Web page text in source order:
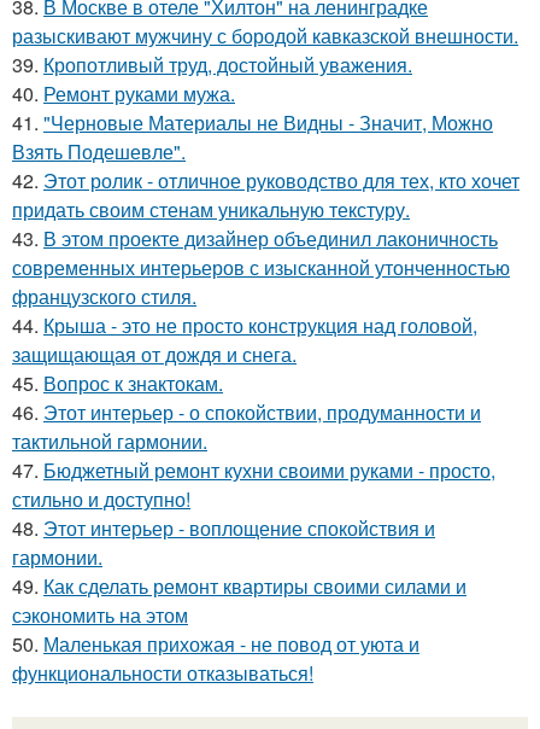
38. В Москве в отеле "Хилтон" на ленинградке
разыскивают мужчину с бородой кавказской внешности.
39. Кропотливый труд, достойный уважения.
40. Ремонт руками мужа.
41. "Черновые Материалы не Видны - Значит, Можно
Взять Подешевле".
42. Этот ролик - отличное руководство для тех, кто хочет
придать своим стенам уникальную текстуру.
43. В этом проекте дизайнер объединил лаконичность
современных интерьеров с изысканной утонченностью
французского стиля.
44. Крыша - это не просто конструкция над головой,
защищающая от дождя и снега.
45. Вопрос к знактокам.
46. Этот интерьер - о спокойствии, продуманности и
тактильной гармонии.
47. Бюджетный ремонт кухни своими руками - просто,
стильно и доступно!
48. Этот интерьер - воплощение спокойствия и
гармонии.
49. Как сделать ремонт квартиры своими силами и
сэкономить на этом
50. Маленькая прихожая - не повод от уюта и
функциональности отказываться!